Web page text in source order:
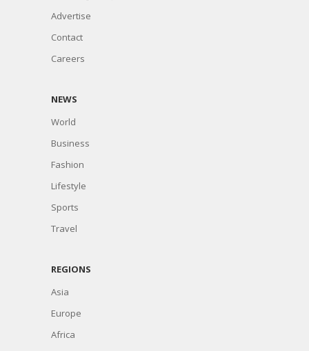
Advertise
Contact
Careers
NEWS
World
Business
Fashion
Lifestyle
Sports
Travel
REGIONS
Asia
Europe
Africa